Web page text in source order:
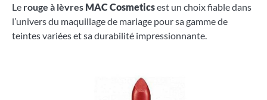
Le rouge à lèvres MAC Cosmeticsest un choix fiable dans
l’univers du maquillage de mariage pour sa gamme de
teintes variées et sa durabilité impressionnante.